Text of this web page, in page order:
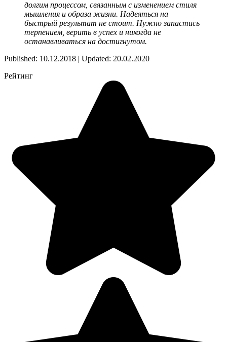
долгим процессом, связанным с изменением стиля
мышления и образа жизни. Надеяться на
быстрый результат не стоит. Нужно запастись
терпением, верить в успех и никогда не
останавливаться на достигнутом.
Published: 10.12.2018 | Updated: 20.02.2020
Рейтинг